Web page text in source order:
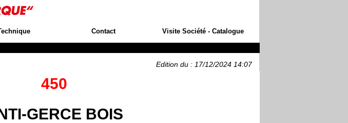
Contact Visite Société - Catalogue
Edition du : 17/12/2024 14:07
450
GERCE BOIS